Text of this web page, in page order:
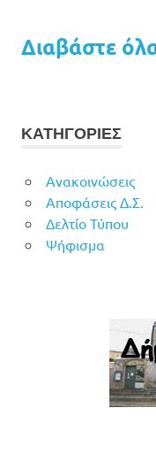
Διαβάστε
ΚΑΤΗΓΟΡΙΕΣ
Ανακοινώσεις
Αποφάσεις Δ.Σ.
Δελτίο Τύπου
Ψήφισμα